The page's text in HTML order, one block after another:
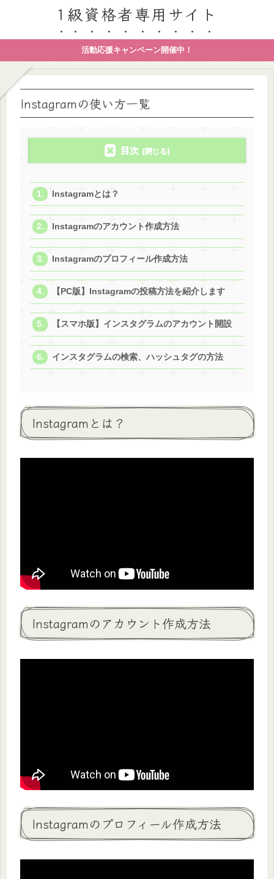
1級資格者専用サイト
活動応援キャンペーン開催中！
Instagramの使い方一覧
目次
Instagramとは？
Instagramのアカウント作成方法
Instagramのプロフィール作成方法
【PC版】Instagramの投稿方法を紹介します
【スマホ版】インスタグラムのアカウント開設
インスタグラムの検索、ハッシュタグの方法
Instagramとは？
Instagramのアカウント作成方法
Instagramのプロフィール作成方法